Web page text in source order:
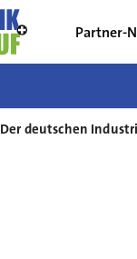
Partner-
Der deutschen